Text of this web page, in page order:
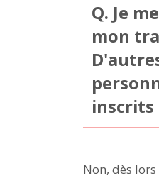
Q. Je
mon
inscrits
Non, dès